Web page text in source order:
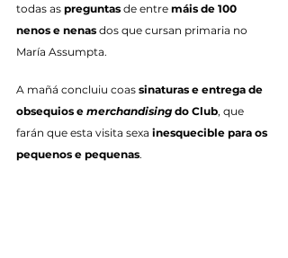
todas as preguntas de entre máis de 100
nenos e nenas dos que cursan primaria no
María Assumpta.
A mañá concluiu coas sinaturas e entrega de
obsequios e merchandising do Club, que
farán que esta visita sexa inesquecible para os
pequenos e pequenas.